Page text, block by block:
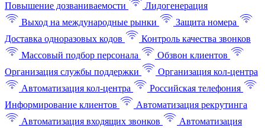
Повышение дозваниваемости
Лидогенерация
Выход на международные рынки
Защита номера
Доставка одноразовых кодов
Контроль качества звонков
Массовый подбор персонала
Обзвон клиентов
Организация службы поддержки
Организация кол-центра
Автоматизация кол-центра
Российская телефония
Информирование клиентов
Автоматизация рекрутинга
Автоматизация входящих звонков
Автоматизация